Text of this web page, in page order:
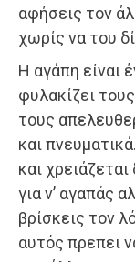
αφήσεις τον
χωρίς να του
Η αγάπη είναι
φυλακίζει
τους
και
και
για ν’ αγαπάς
βρίσκεις τον
αυτός πρεπει